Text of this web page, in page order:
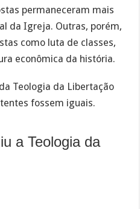
permaneceram mais
da Igreja. Outras, porém,
como luta de classes,
econômica da história.
Teologia da Libertação
fossem iguais.
a Teologia da